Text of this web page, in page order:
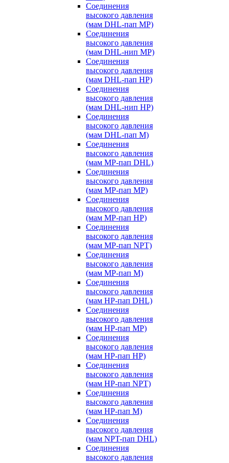
Соединения
высокого давления
(мам DHL-пап MP)
Соединения
высокого давления
(мам DHL-нип MP)
Соединения
высокого давления
(мам DHL-пап HP)
Соединения
высокого давления
(мам DHL-нип HP)
Соединения
высокого давления
(мам DHL-пап M)
Соединения
высокого давления
(мам MP-пап DHL)
Соединения
высокого давления
(мам MP-пап MP)
Соединения
высокого давления
(мам MP-пап HP)
Соединения
высокого давления
(мам MP-пап NPT)
Соединения
высокого давления
(мам MP-пап M)
Соединения
высокого давления
(мам HP-пап DHL)
Соединения
высокого давления
(мам HP-пап MP)
Соединения
высокого давления
(мам HP-пап HP)
Соединения
высокого давления
(мам HP-пап NPT)
Соединения
высокого давления
(мам HP-пап M)
Соединения
высокого давления
(мам NPT-пап DHL)
Соединения
высокого давления